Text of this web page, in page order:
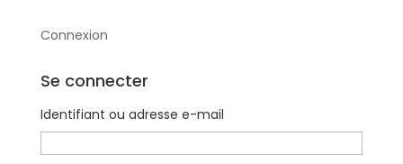
Connexion
Se connecter
Identifiant ou adresse e-mail